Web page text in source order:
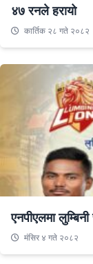
४७ रनले हरायो
कार्तिक २८ गते २०८२
एनपीएलमा
मंसिर ४ गते २०८२